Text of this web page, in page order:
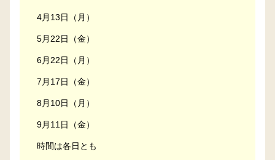
4月13日（月）
5月22日（金）
6月22日（月）
7月17日（金）
8月10日（月）
9月11日（金）
時間は各日とも